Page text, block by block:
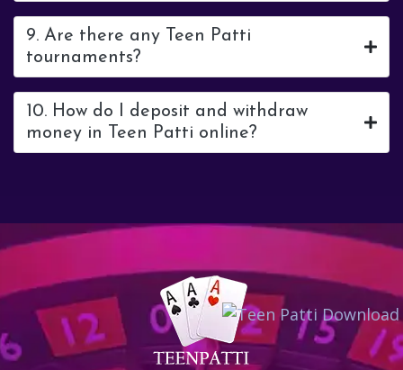
9. Are there any Teen Patti
tournaments?
10. How do I deposit and withdraw
money in Teen Patti online?